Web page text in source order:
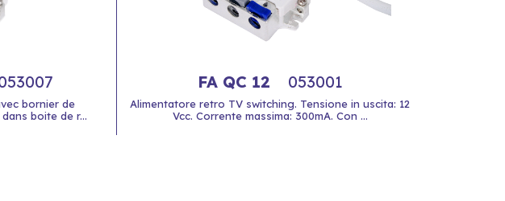
bornier de
boite de r...
FA QC 12 053001
Alimentatore retro TV switching. Tensione in uscita: 12
Vcc. Corrente massima: 300mA. Con ...